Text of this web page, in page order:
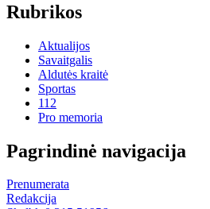
Rubrikos
Aktualijos
Savaitgalis
Aldutės kraitė
Sportas
112
Pro memoria
Pagrindinė navigacija
Prenumerata
Redakcija